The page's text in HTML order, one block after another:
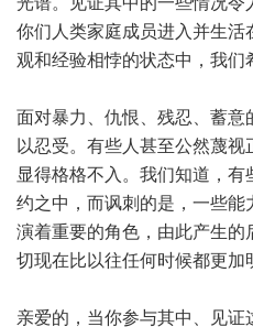
你们人类家庭成员进入并生
观和经验相悖的状态中，我们
面对暴力、仇恨、残忍、蓄
以忍受。有些人甚至公然蔑
显得格格不入。我们知道，有
约之中，而讽刺的是，一些
演着重要的角色，由此产生
切现在比以往任何时候都更加
亲爱的，当你参与其中、见